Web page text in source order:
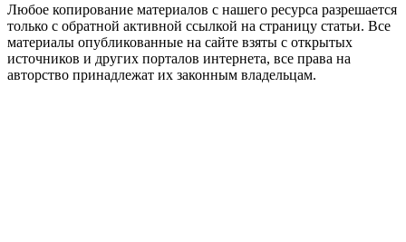
Любое копирование материалов с нашего ресурса разрешается
только с обратной активной ссылкой на страницу статьи. Все
материалы опубликованные на сайте взяты с открытых
источников и других порталов интернета, все права на
авторство принадлежат их законным владельцам.